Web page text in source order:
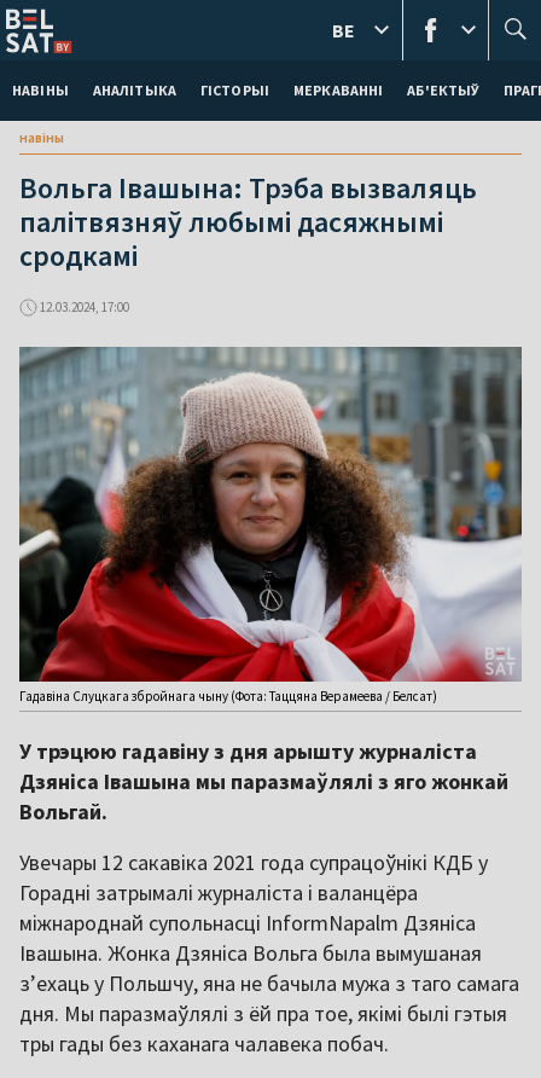
НАВІНЫ АНАЛІТЫКА ГІСТОРЫІ МЕРКАВАННI АБ'ЕКТЫЎ
BE
навіны
Вольга Івашына: Трэба вызваляць
палітвязняў любымі дасяжнымі
сродкамі
12.03.2024, 17:00
Гадавіна Слуцкага збройнага чыну (Фота: Таццяна Верамеева / Белсат)
У трэцюю гадавіну з дня арышту журналіста
Дзяніса Івашына мы паразмаўлялі з яго жонкай
Вольгай.
Увечары 12 сакавіка 2021 года супрацоўнікі КДБ у
Горадні затрымалі журналіста і валанцёра
міжнароднай супольнасці InformNapalm Дзяніса
Івашына. Жонка Дзяніса Вольга была вымушаная
з’ехаць у Польшчу, яна не бачыла мужа з таго самага
дня. Мы паразмаўлялі з ёй пра тое, якімі былі гэтыя
тры гады без каханага чалавека побач.